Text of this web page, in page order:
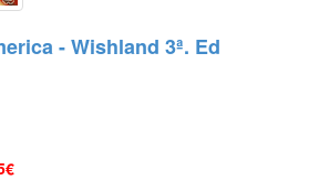
- Wishland 3ª. Ed